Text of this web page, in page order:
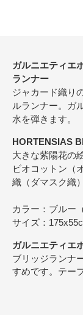
ガルニエティエ
ランナー
ジャカード織り
ルランナー。ガ
水を弾きます。
HORTENSIAS
大きな紫陽花の
ビオコットン（
織（ダマスク織）
カラー：ブルー
サイズ：
ガルニエティエ
ブリッジランナ
すめです。テー